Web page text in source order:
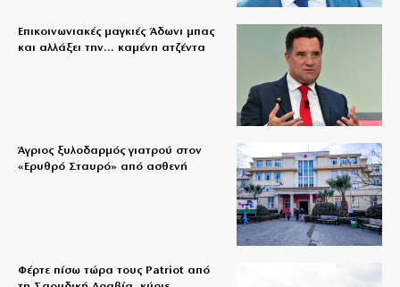
Επικοινωνιακές μαγκιές Άδωνι μπας
και αλλάξει την… καμένη ατζέντα
Άγριος ξυλοδαρμός γιατρού στον
«Ερυθρό Σταυρό» από ασθενή
Φέρτε πίσω τώρα τους Patriot από